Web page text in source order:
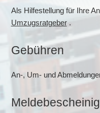
Als Hilfestellung für Ihre
Umzugsratgeber.
Gebühren
An-, Um- und